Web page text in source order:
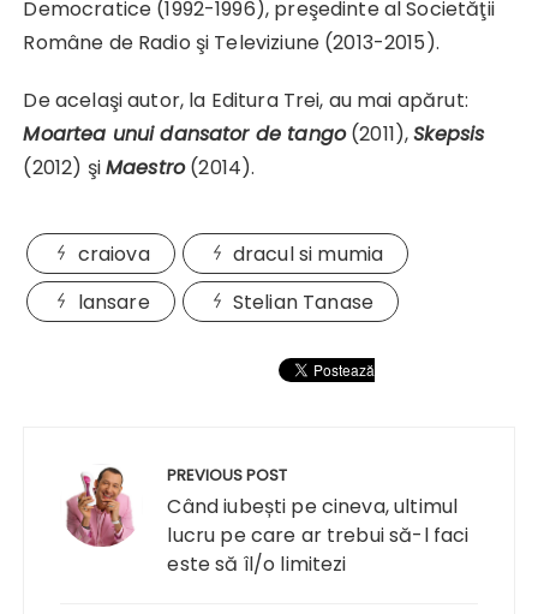
Democratice (1992-1996), preşedinte al Societăţii
Române de Radio şi Televiziune (2013-2015).
De acelaşi autor, la Editura Trei, au mai apărut:
Moartea unui dansator de tango(2011),Skepsis
(2012) şiMaestro(2014).
craiova
dracul si mumia
lansare
Stelian Tanase
articole
PREVIOUS POST
Când iubești pe cineva, ultimul
lucru pe care ar trebui să-l faci
este să îl/o limitezi